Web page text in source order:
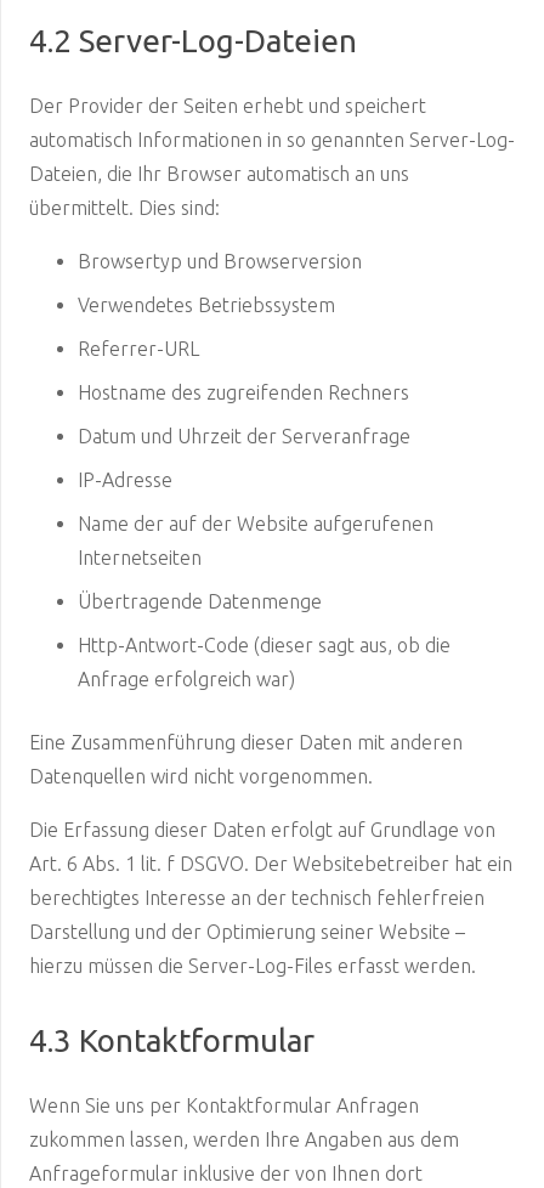
4.2 Server-Log-Dateien
Der Provider der Seiten erhebt und speichert
automatisch Informationen in so genannten Server-Log-
Dateien, die Ihr Browser automatisch an uns
übermittelt. Dies sind:
Browsertyp und Browserversion
Verwendetes Betriebssystem
Referrer-URL
Hostname des zugreifenden Rechners
Datum und Uhrzeit der Serveranfrage
IP-Adresse
Name der auf der Website aufgerufenen
Internetseiten
Übertragende Datenmenge
Http-Antwort-Code (dieser sagt aus, ob die
Anfrage erfolgreich war)
Eine Zusammenführung dieser Daten mit anderen
Datenquellen wird nicht vorgenommen.
Die Erfassung dieser Daten erfolgt auf Grundlage von
Art. 6 Abs. 1 lit. f DSGVO. Der Websitebetreiber hat ein
berechtigtes Interesse an der technisch fehlerfreien
Darstellung und der Optimierung seiner Website –
hierzu müssen die Server-Log-Files erfasst werden.
4.3 Kontaktformular
Wenn Sie uns per Kontaktformular Anfragen
zukommen lassen, werden Ihre Angaben aus dem
Anfrageformular inklusive der von Ihnen dort